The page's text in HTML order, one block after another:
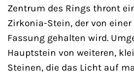
Zentrum des Rings thront
Zirkonia-Stein, der von
Fassung gehalten wird.
Hauptstein von weiteren,
Steinen, die das Licht auf